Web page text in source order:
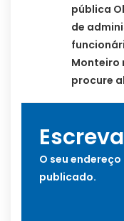
pública
de
Monteiro
procure
O seu
publicado.